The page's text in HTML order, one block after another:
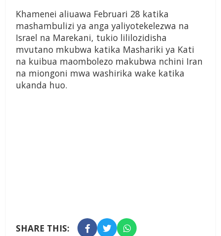
Khamenei aliuawa Februari 28 katika
mashambulizi ya anga yaliyotekelezwa na
Israel na Marekani, tukio lililozidisha
mvutano mkubwa katika Mashariki ya Kati
na kuibua maombolezo makubwa nchini Iran
na miongoni mwa washirika wake katika
ukanda huo.
SHARE THIS: